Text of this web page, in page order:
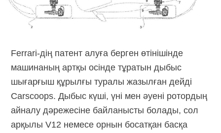
Ferrari-дің патент алуға берген өтінішінде
машинаның артқы осінде тұратын дыбыс
шығарғыш құрылғы туралы жазылған дейді
Carscoops. Дыбыс күші, үні мен әуені ротордың
айналу дәрежесіне байланысты болады, сол
арқылы V12 немесе орнын босатқан басқа